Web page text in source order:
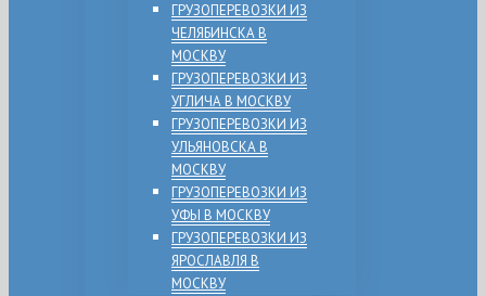
ГРУЗОПЕРЕВОЗКИ ИЗ
ЧЕЛЯБИНСКА В
МОСКВУ
ГРУЗОПЕРЕВОЗКИ ИЗ
УГЛИЧА В МОСКВУ
ГРУЗОПЕРЕВОЗКИ ИЗ
УЛЬЯНОВСКА В
МОСКВУ
ГРУЗОПЕРЕВОЗКИ ИЗ
УФЫ В МОСКВУ
ГРУЗОПЕРЕВОЗКИ ИЗ
ЯРОСЛАВЛЯ В
МОСКВУ